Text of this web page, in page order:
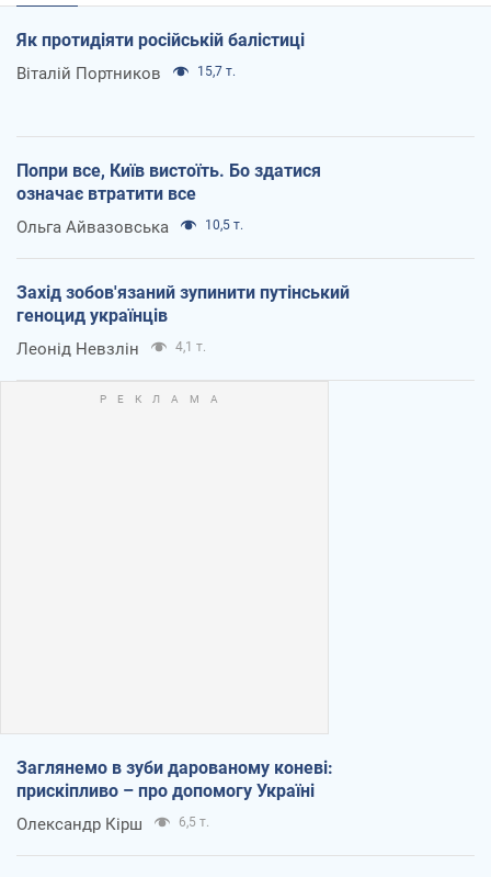
Як протидіяти російській балістиці
Віталій Портников 15,7 т.
Попри все, Київ вистоїть. Бо здатися
означає втратити все
Ольга Айвазовська 10,5 т.
Захід зобов'язаний зупинити путінський
геноцид українців
Леонід Невзлін 4,1 т.
Заглянемо в зуби дарованому коневі:
прискіпливо – про допомогу Україні
Олександр Кірш 6,5 т.